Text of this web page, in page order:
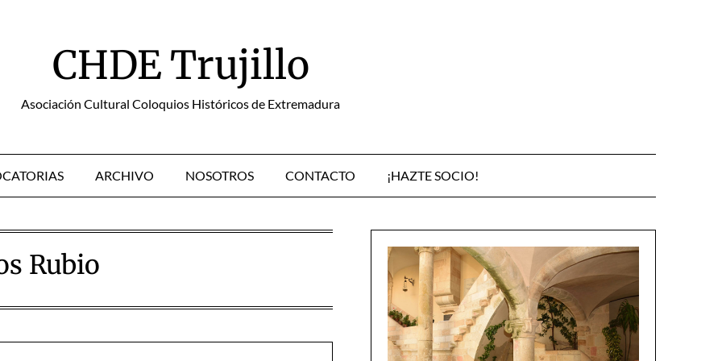
CHDE Trujillo
Asociación Cultural Coloquios Históricos de Extremadura
ARCHIVO NOSOTROS CONTACTO ¡HAZTE SOCIO!
Rubio